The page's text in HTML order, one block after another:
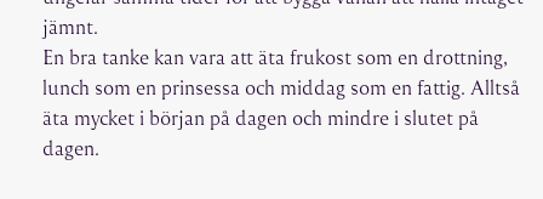
jämnt.
En bra tanke kan vara att äta frukost som en drottning,
lunch som en prinsessa och middag som en fattig. Alltså
äta mycket i början på dagen och mindre i slutet på
dagen.